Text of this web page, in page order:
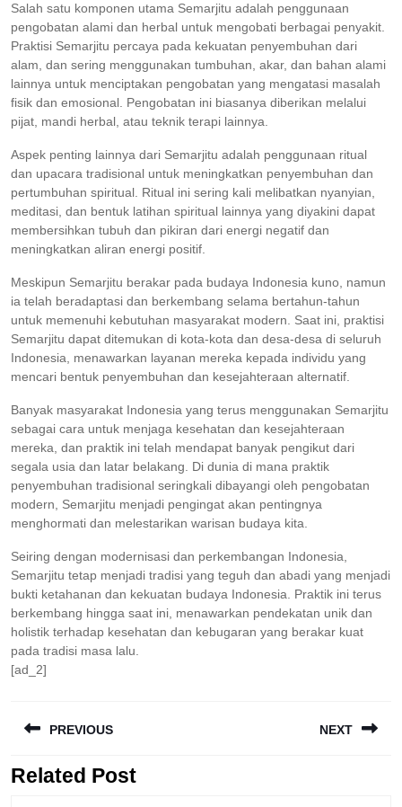
Salah satu komponen utama Semarjitu adalah penggunaan
pengobatan alami dan herbal untuk mengobati berbagai penyakit.
Praktisi Semarjitu percaya pada kekuatan penyembuhan dari
alam, dan sering menggunakan tumbuhan, akar, dan bahan alami
lainnya untuk menciptakan pengobatan yang mengatasi masalah
fisik dan emosional. Pengobatan ini biasanya diberikan melalui
pijat, mandi herbal, atau teknik terapi lainnya.
Aspek penting lainnya dari Semarjitu adalah penggunaan ritual
dan upacara tradisional untuk meningkatkan penyembuhan dan
pertumbuhan spiritual. Ritual ini sering kali melibatkan nyanyian,
meditasi, dan bentuk latihan spiritual lainnya yang diyakini dapat
membersihkan tubuh dan pikiran dari energi negatif dan
meningkatkan aliran energi positif.
Meskipun Semarjitu berakar pada budaya Indonesia kuno, namun
ia telah beradaptasi dan berkembang selama bertahun-tahun
untuk memenuhi kebutuhan masyarakat modern. Saat ini, praktisi
Semarjitu dapat ditemukan di kota-kota dan desa-desa di seluruh
Indonesia, menawarkan layanan mereka kepada individu yang
mencari bentuk penyembuhan dan kesejahteraan alternatif.
Banyak masyarakat Indonesia yang terus menggunakan Semarjitu
sebagai cara untuk menjaga kesehatan dan kesejahteraan
mereka, dan praktik ini telah mendapat banyak pengikut dari
segala usia dan latar belakang. Di dunia di mana praktik
penyembuhan tradisional seringkali dibayangi oleh pengobatan
modern, Semarjitu menjadi pengingat akan pentingnya
menghormati dan melestarikan warisan budaya kita.
Seiring dengan modernisasi dan perkembangan Indonesia,
Semarjitu tetap menjadi tradisi yang teguh dan abadi yang menjadi
bukti ketahanan dan kekuatan budaya Indonesia. Praktik ini terus
berkembang hingga saat ini, menawarkan pendekatan unik dan
holistik terhadap kesehatan dan kebugaran yang berakar kuat
pada tradisi masa lalu.
[ad_2]
navigation
PREVIOUS
Previous
NEXT
Related Post